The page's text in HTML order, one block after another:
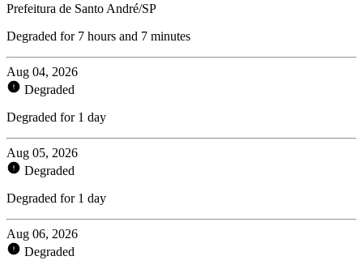
Prefeitura de Santo André/SP
Degraded for 7 hours and 7 minutes
Aug 04, 2026
Degraded
Degraded for 1 day
Aug 05, 2026
Degraded
Degraded for 1 day
Aug 06, 2026
Degraded